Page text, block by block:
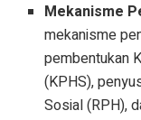
Mekanisme
mekanisme
pembentukan
(KPHS),
Sosial (RPH),